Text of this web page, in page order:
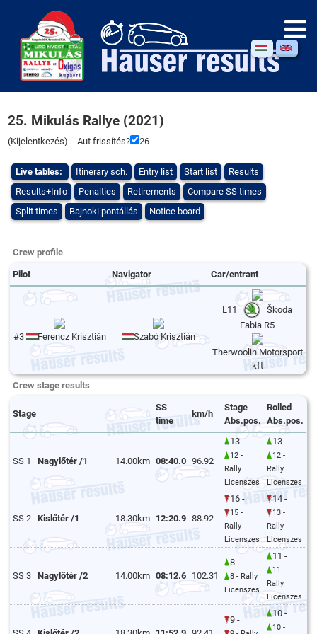
25. Mikulás Rallye (2021)
(Kijelentkezés) - Aut frissítés? 26
Live tables: Itinerary sch. Entry list Start list
Results
Results+Info
Penalties Retirements
Compare SS times
Split times
Bajnoki pontállás Notice board
Crew profile
Pilot Navigator Car/entrant
#3 Ferencz Krisztián Szabó Krisztián
L11
Škoda
Fabia R5
Therwoolin Motorsport
kft
Crew stage results
Stage
SS
time
km/h
Stage
Abs.pos.
Rolled
Abs.pos.
SS 1 Nagylőtér /1 14.00km 08:40.0 96.92
13 -
12 -
Rally
Licenszes
13 -
12 -
Rally
Licenszes
SS 2 Kislőtér /1 18.30km 12:20.9 88.92
16 -
15 -
Rally
Licenszes
14 -
13 -
Rally
Licenszes
SS 3 Nagylőtér /2 14.00km 08:12.6 102.31
8 -
8 - Rally
Licenszes
11 -
11 -
Rally
Licenszes
9 -
10 -
10 -